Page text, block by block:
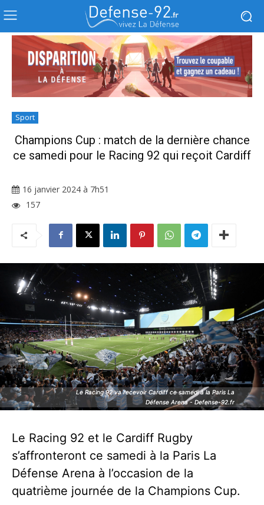
Sport
Champions Cup : match de la dernière chance
ce samedi pour le Racing 92 qui reçoit Cardiff
16 janvier 2024 à 7h51
157
Le Racing 92 va recevoir Cardiff ce samedi à la Paris La
Défense Arena - Defense-92.fr
Le Racing 92 va recevoir Cardiff ce samedi à la Paris La
Défense Arena - Defense-92.fr
Le Racing 92 et le Cardiff Rugby
s’affronteront ce samedi à la Paris La
Défense Arena à l’occasion de la
quatrième journée de la Champions Cup.